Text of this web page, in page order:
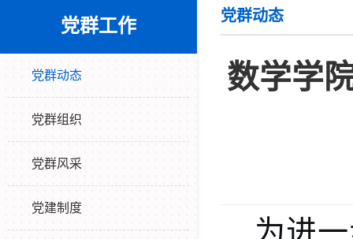
党群工作
党群动态
党群组织
党群风采
党建制度
党群动态
数学学
为进